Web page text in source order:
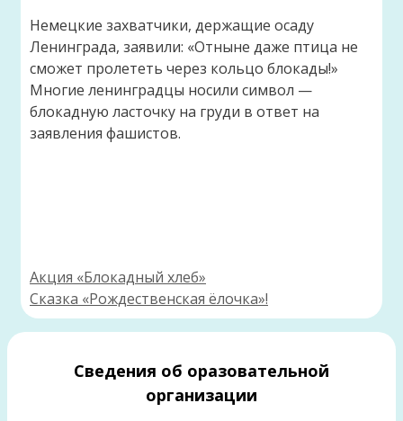
Немецкие захватчики, держащие осаду
Ленинграда, заявили: «Отныне даже птица не
сможет пролететь через кольцо блокады!»
Многие ленинградцы носили символ —
блокадную ласточку на груди в ответ на
заявления фашистов.
Акция «Блокадный хлеб»
Сказка «Рождественская ёлочка»!
Сведения об оразовательной
организации